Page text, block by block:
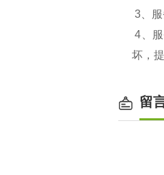
3、
4、
坏，
留